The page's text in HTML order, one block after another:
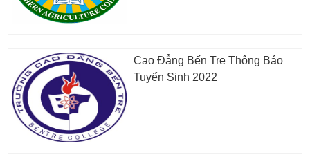
Cao Đẳng Bến Tre Thông Báo
Tuyển Sinh 2022